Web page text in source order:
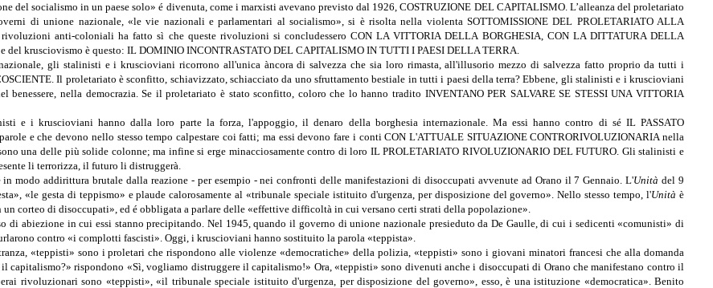
socialismo in un paese solo» é divenuta, come i marxisti avevano previsto dal 1926, COSTRUZIONE DEL CAPITALISMO. L’alleanza del proletariato
di unione nazionale, «le vie nazionali e parlamentari al socialismo», si è risolta nella violenta SOTTOMISSIONE DEL PROLETARIATO ALLA
anti-coloniali ha fatto sì che queste rivoluzioni si concludessero CON LA VITTORIA DELLA BORGHESIA, CON LA DITTATURA DELLA
krusciovismo è questo: IL DOMINIO INCONTRASTATO DEL CAPITALISMO IN TUTTI I PAESI DELLA TERRA.
gli stalinisti e i kruscioviani ricorrono all'unica àncora di salvezza che sia loro rimasta, all'illusorio mezzo di salvezza fatto proprio da tutti i
Il proletariato è sconfitto, schiavizzato, schiacciato da uno sfruttamento bestiale in tutti i paesi della terra? Ebbene, gli stalinisti e i kruscioviani
nella democrazia. Se il proletariato è stato sconfitto, coloro che lo hanno tradito INVENTANO PER SALVARE SE STESSI UNA VITTORIA
e i kruscioviani hanno dalla loro parte la forza, l'appoggio, il denaro della borghesia internazionale. Ma essi hanno contro di sé IL PASSATO
e che devono nello stesso tempo calpestare coi fatti; ma essi devono fare i conti CON L'ATTUALE SITUAZIONE CONTRORIVOLUZIONARIA nella
una delle più solide colonne; ma infine si erge minacciosamente contro di loro IL PROLETARIATO RIVOLUZIONARIO DEL FUTURO. Gli stalinisti e
li terrorizza, il futuro li distruggerà.
modo addirittura brutale dalla reazione - per esempio - nei confronti delle manifestazioni di disoccupati avvenute ad Orano il 7 Gennaio. L'Unità del 9
«le gesta di teppismo» e plaude calorosamente al «tribunale speciale istituito d'urgenza, per disposizione del governo». Nello stesso tempo, l'Unità è
corteo di disoccupati», ed é obbligata a parlare delle «effettive difficoltà in cui versano certi strati della popolazione».
abiezione in cui essi stanno precipitando. Nel 1945, quando il governo di unione nazionale presieduto da De Gaulle, di cui i sedicenti «comunisti» di
contro «i complotti fascisti». Oggi, i kruscioviani hanno sostituito la parola «teppista».
«teppisti» sono i proletari che rispondono alle violenze «democratiche» della polizia, «teppisti» sono i giovani minatori francesi che alla domanda
capitalismo?» rispondono «Sì, vogliamo distruggere il capitalismo!» Ora, «teppisti» sono divenuti anche i disoccupati di Orano che manifestano contro il
rivoluzionari sono «teppisti», «il tribunale speciale istituito d'urgenza, per disposizione del governo», esso, è una istituzione «democratica». Benito